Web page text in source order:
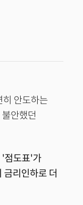
안도하는
안했던
'점도표'가
금리인하로 더